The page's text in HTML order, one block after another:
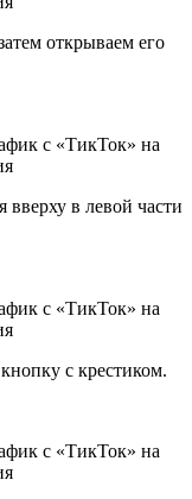
открываем его
вверху в левой части
с крестиком.